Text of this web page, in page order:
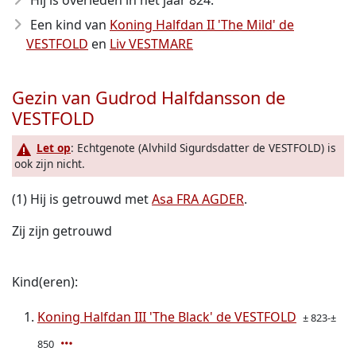
Een kind van Koning Halfdan II 'The Mild' de
VESTFOLD en Liv VESTMARE
Gezin van Gudrod Halfdansson de
VESTFOLD
Let op: Echtgenote (Alvhild Sigurdsdatter de VESTFOLD) is
ook zijn nicht.
(1) Hij is getrouwd metAsa FRA AGDER.
Zij zijn getrouwd
Kind(eren):
Koning Halfdan III 'The Black' de VESTFOLD ± 823-±
850